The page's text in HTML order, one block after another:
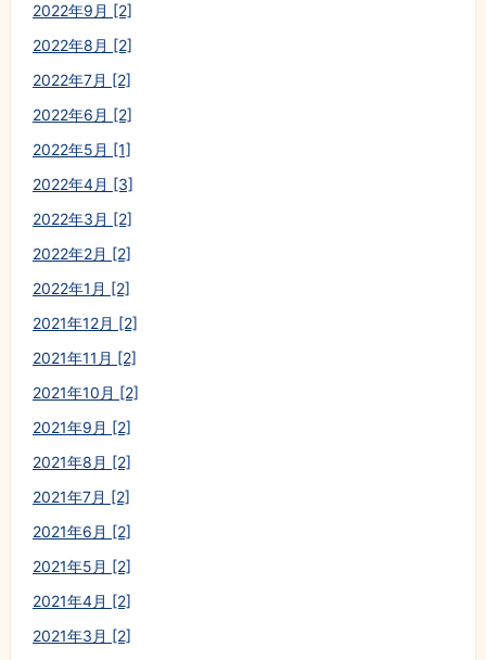
2022年9月 [2]
2022年8月 [2]
2022年7月 [2]
2022年6月 [2]
2022年5月 [1]
2022年4月 [3]
2022年3月 [2]
2022年2月 [2]
2022年1月 [2]
2021年12月 [2]
2021年11月 [2]
2021年10月 [2]
2021年9月 [2]
2021年8月 [2]
2021年7月 [2]
2021年6月 [2]
2021年5月 [2]
2021年4月 [2]
2021年3月 [2]